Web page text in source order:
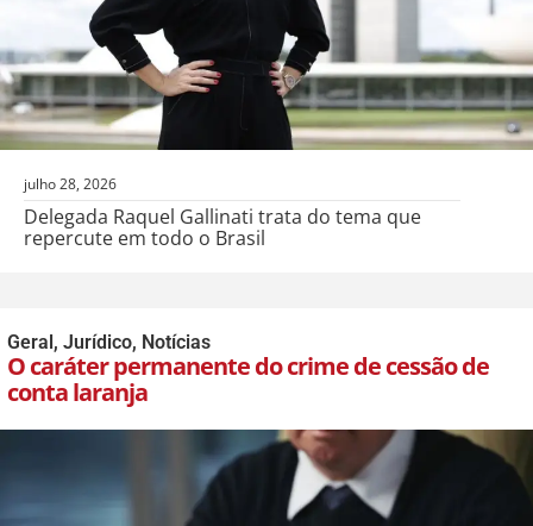
julho 28, 2026
Delegada Raquel Gallinati trata do tema que
repercute em todo o Brasil
Geral, Jurídico, Notícias
O caráter permanente do crime de cessão de
conta laranja